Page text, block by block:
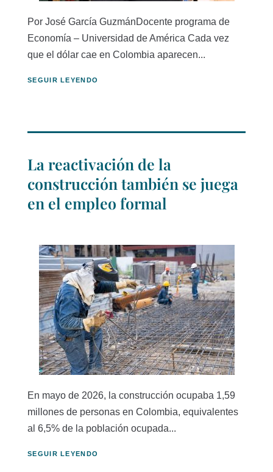
Por José García GuzmánDocente programa de
Economía – Universidad de América Cada vez
que el dólar cae en Colombia aparecen...
SEGUIR LEYENDO
La reactivación de la
construcción también se juega
en el empleo formal
En mayo de 2026, la construcción ocupaba 1,59
millones de personas en Colombia, equivalentes
al 6,5% de la población ocupada...
SEGUIR LEYENDO